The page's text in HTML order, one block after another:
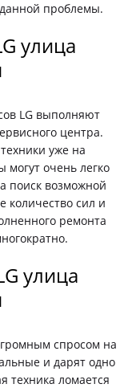
проблемы.
улица
LG выполняют
центра.
уже на
могут очень легко
поиск возможной
количество сил и
ремонта
улица
спросом на
и дарят одно
техника ломается